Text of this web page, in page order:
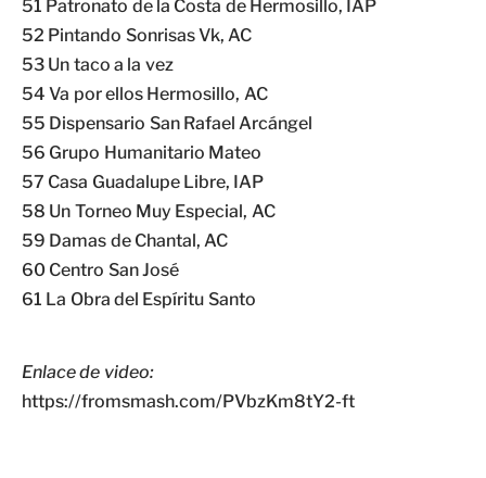
51 Patronato de la Costa de Hermosillo, IAP
52 Pintando Sonrisas Vk, AC
53 Un taco a la vez
54 Va por ellos Hermosillo, AC
55 Dispensario San Rafael Arcángel
56 Grupo Humanitario Mateo
57 Casa Guadalupe Libre, IAP
58 Un Torneo Muy Especial, AC
59 Damas de Chantal, AC
60 Centro San José
61 La Obra del Espíritu Santo
Enlace de video:
https://fromsmash.com/PVbzKm8tY2-ft